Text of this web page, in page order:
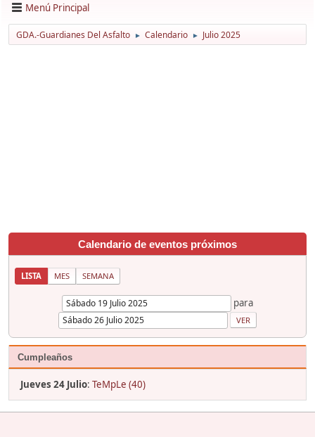
Menú Principal
GDA.-Guardianes Del Asfalto ► Calendario ► Julio 2025
Calendario de eventos próximos
LISTA MES SEMANA
para
Cumpleaños
Jueves 24 Julio: TeMpLe (40)